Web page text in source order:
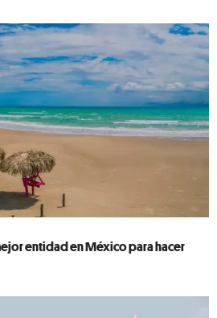
entidad en México para hacer